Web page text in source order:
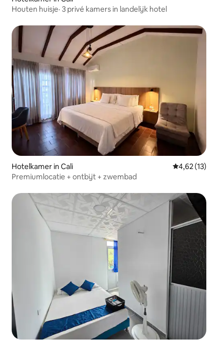
Houten huisje· 3 privé kamers in landelijk hotel
Hotelkamer in Cali Gemiddelde
4,62 (13)
Premiumlocatie + ontbijt + zwembad